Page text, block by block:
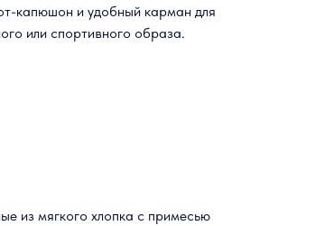
капюшон и удобный карман для
или спортивного образа.
из мягкого хлопка с примесью